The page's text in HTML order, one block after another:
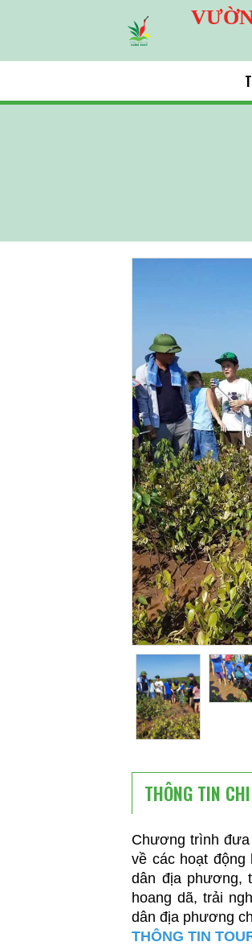
Khu Ramsar đầu tiên của Việt
THÔNG TIN
Chương trình
về các hoạt động
dân địa phương,
hoang dã, trải
dân địa phương
THÔNG TIN